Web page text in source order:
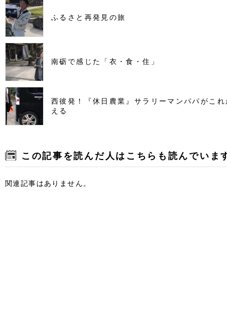
ふるさと再発見の旅
南砺で感じた「衣・食・住」
西彼発！『休日農業』サラリーマンパパがこ
える
この記事を読んだ人はこちらも読んでいま
関連記事はありません。